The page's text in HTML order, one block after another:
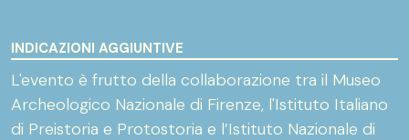
annunciando eventi, trasformazioni e cieli
attraversati da misteriose stelle, legato ad un
presente – quello di Inghirami e del suo tempo –
che si propone come compimento di quelle
INDICAZIONI AGGIUNTIVE
L'evento è frutto della collaborazione tra il Museo
Archeologico Nazionale di Firenze, l'Istituto Italiano
di Preistoria e Protostoria e l’Istituto Nazionale di